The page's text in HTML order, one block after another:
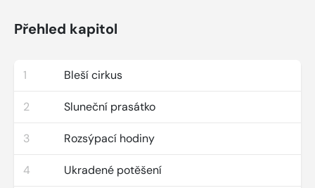
Přehled kapitol
1 Bleší cirkus
2 Sluneční prasátko
3 Rozsýpací hodiny
4 Ukradené potěšení